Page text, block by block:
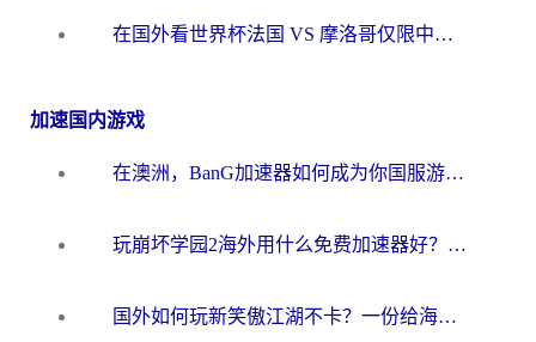
在国外看世界杯法国 VS 摩洛哥仅限中国大陆？海外党这样看中文解说赛事不卡顿
加速国内游戏
在澳洲，BanG加速器如何成为你国服游戏的“时光机”？
玩崩坏学园2海外用什么免费加速器好？2026海外党亲测国服游戏加速指南
国外如何玩新笑傲江湖不卡？一份给海外游子的终极网络指南